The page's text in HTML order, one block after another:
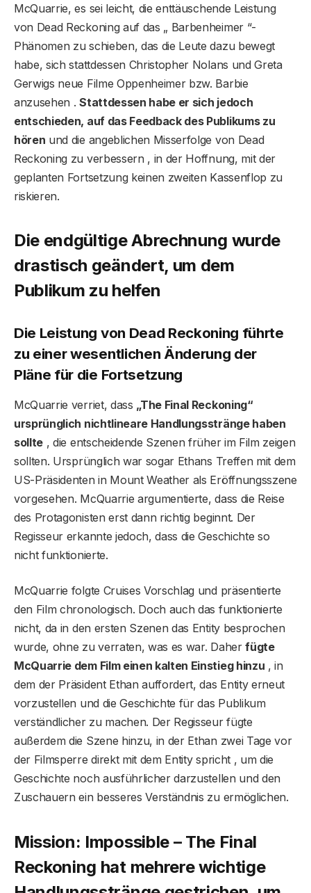
McQuarrie, es sei leicht, die enttäuschende Leistung
von Dead Reckoning auf das „ Barbenheimer “-
Phänomen zu schieben, das die Leute dazu bewegt
habe, sich stattdessen Christopher Nolans und Greta
Gerwigs neue Filme Oppenheimer bzw. Barbie
anzusehen .Stattdessen habe er sich jedoch
entschieden, auf das Feedback des Publikums zu
hören und die angeblichen Misserfolge von Dead
Reckoning zu verbessern , in der Hoffnung, mit der
geplanten Fortsetzung keinen zweiten Kassenflop zu
riskieren.
Die endgültige Abrechnung wurde
drastisch geändert, um dem
Publikum zu helfen
Die Leistung von Dead Reckoning führte
zu einer wesentlichen Änderung der
Pläne für die Fortsetzung
McQuarrie verriet, dass „The Final Reckoning“
ursprünglich nichtlineare Handlungsstränge haben
sollte , die entscheidende Szenen früher im Film zeigen
sollten. Ursprünglich war sogar Ethans Treffen mit dem
US-Präsidenten in Mount Weather als Eröffnungsszene
vorgesehen. McQuarrie argumentierte, dass die Reise
des Protagonisten erst dann richtig beginnt. Der
Regisseur erkannte jedoch, dass die Geschichte so
nicht funktionierte.
McQuarrie folgte Cruises Vorschlag und präsentierte
den Film chronologisch. Doch auch das funktionierte
nicht, da in den ersten Szenen das Entity besprochen
wurde, ohne zu verraten, was es war. Daherfügte
McQuarrie dem Film einen kalten Einstieg hinzu , in
dem der Präsident Ethan auffordert, das Entity erneut
vorzustellen und die Geschichte für das Publikum
verständlicher zu machen. Der Regisseur fügte
außerdem die Szene hinzu, in der Ethan zwei Tage vor
der Filmsperre direkt mit dem Entity spricht , um die
Geschichte noch ausführlicher darzustellen und den
Zuschauern ein besseres Verständnis zu ermöglichen.
Mission: Impossible – The Final
Reckoning hat mehrere wichtige